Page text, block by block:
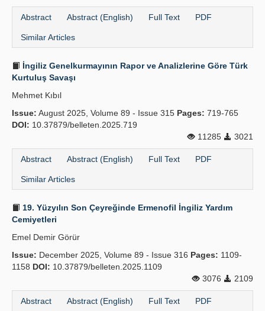
Abstract Abstract (English) Full Text PDF
Similar Articles
İngiliz Genelkurmayının Rapor ve Analizlerine Göre Türk
Kurtuluş Savaşı
Mehmet Kıbıl
Issue: August 2025, Volume 89 - Issue 315 Pages: 719-765
DOI: 10.37879/belleten.2025.719
11285
3021
Abstract Abstract (English) Full Text PDF
Similar Articles
19. Yüzyılın Son Çeyreğinde Ermenofil İngiliz Yardım
Cemiyetleri
Emel Demir Görür
Issue: December 2025, Volume 89 - Issue 316 Pages: 1109-
1158 DOI: 10.37879/belleten.2025.1109
3076
2109
Abstract Abstract (English) Full Text PDF